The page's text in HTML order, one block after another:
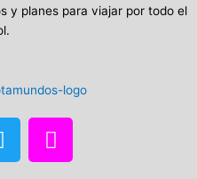
y planes para viajar por todo el
I
n